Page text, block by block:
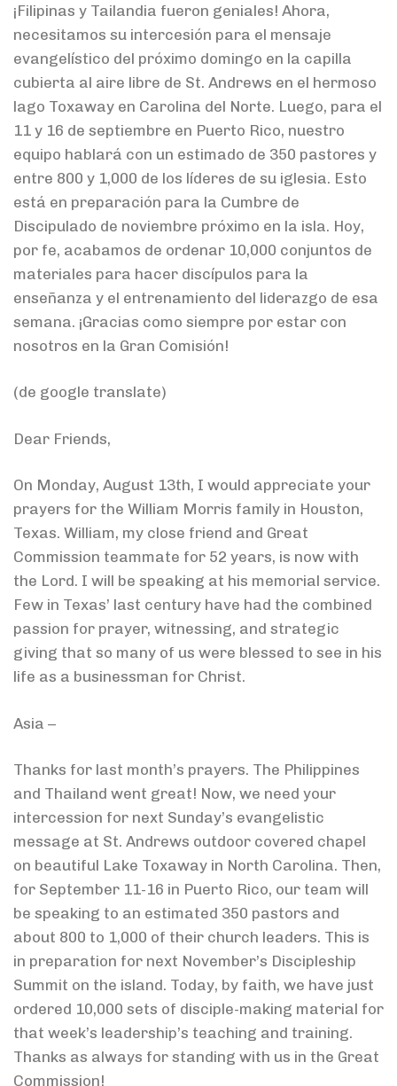
¡Filipinas y Tailandia fueron geniales! Ahora,
necesitamos su intercesión para el mensaje
evangelístico del próximo domingo en la capilla
cubierta al aire libre de St. Andrews en el hermoso
lago Toxaway en Carolina del Norte. Luego, para el
11 y 16 de septiembre en Puerto Rico, nuestro
equipo hablará con un estimado de 350 pastores y
entre 800 y 1,000 de los líderes de su iglesia. Esto
está en preparación para la Cumbre de
Discipulado de noviembre próximo en la isla. Hoy,
por fe, acabamos de ordenar 10,000 conjuntos de
materiales para hacer discípulos para la
enseñanza y el entrenamiento del liderazgo de esa
semana. ¡Gracias como siempre por estar con
nosotros en la Gran Comisión!
(de google translate)
Dear Friends,
On Monday, August 13th, I would appreciate your
prayers for the William Morris family in Houston,
Texas. William, my close friend and Great
Commission teammate for 52 years, is now with
the Lord. I will be speaking at his memorial service.
Few in Texas’ last century have had the combined
passion for prayer, witnessing, and strategic
giving that so many of us were blessed to see in his
life as a businessman for Christ.
Asia –
Thanks for last month’s prayers. The Philippines
and Thailand went great! Now, we need your
intercession for next Sunday’s evangelistic
message at St. Andrews outdoor covered chapel
on beautiful Lake Toxaway in North Carolina. Then,
for September 11-16 in Puerto Rico, our team will
be speaking to an estimated 350 pastors and
about 800 to 1,000 of their church leaders. This is
in preparation for next November’s Discipleship
Summit on the island. Today, by faith, we have just
ordered 10,000 sets of disciple-making material for
that week’s leadership’s teaching and training.
Thanks as always for standing with us in the Great
Commission!